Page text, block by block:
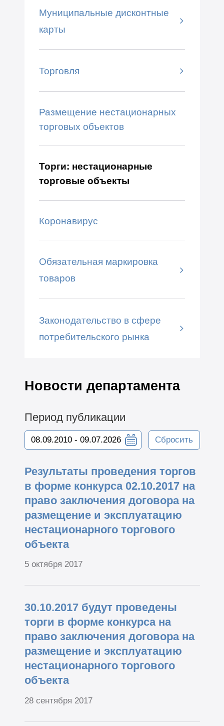
Муниципальные дисконтные
карты
Торговля
Размещение нестационарных
торговых объектов
Торги: нестационарные
торговые объекты
Коронавирус
Обязательная маркировка
товаров
Законодательство в сфере
потребительского рынка
Новости департамента
Период публикации
Сбросить
Результаты проведения торгов
в форме конкурса 02.10.2017 на
право заключения договора на
размещение и эксплуатацию
нестационарного торгового
объекта
5 октября 2017
30.10.2017 будут проведены
торги в форме конкурса на
право заключения договора на
размещение и эксплуатацию
нестационарного торгового
объекта
28 сентября 2017